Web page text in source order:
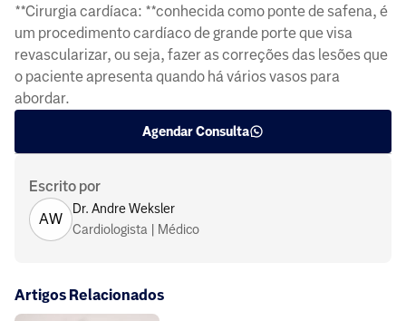
**Cirurgia cardíaca: **conhecida como ponte de safena, é
um procedimento cardíaco de grande porte que visa
revascularizar, ou seja, fazer as correções das lesões que
o paciente apresenta quando há vários vasos para
abordar.
Agendar Consulta
Escrito por
AW
Dr. Andre Weksler
Cardiologista | Médico
Artigos Relacionados